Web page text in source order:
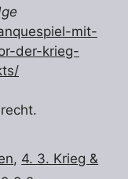
mit-
der-krieg-
, 4. 3. Krieg &